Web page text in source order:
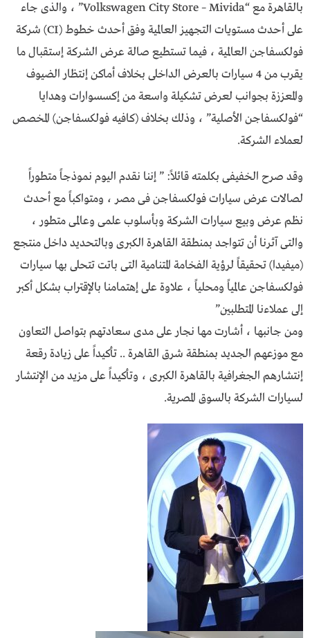
بالقاهرة مع “Volkswagen City Store – Mivida” ، والذى جاء
على أحدث مستويات التجهيز العالمية وفق أحدث خطوط (CI) شركة
فولكسفاجن العالمية ، فيما تستطيع صالة عرض الشركة إستقبال ما
يقرب من 4 سيارات بالعرض الداخلى بخلاف أماكن إنتظار الضيوف
والمعززة بجوانب لعرض تشكيلة واسعة من إكسسوارات وهدايا
“فولكسفاجن الأصلية” ، وذلك بخلاف (كافيه فولكسفاجن) المخصص
لعملاء الشركة.
وقد صرح الخفيفى بكلمته قائلاً: ” إننا نقدم اليوم نموذجاً متطوراً
لصالات عرض سيارات فولكسفاجن فى مصر ، ومتواكباً مع أحدث
نظم عرض وبيع سيارات الشركة وبأسلوب علمى وعالمى متطور ،
والتى آثرنا أن تتواجد بمنطقة القاهرة الكبرى وبالتحديد داخل منتجع
(ميفيدا) تحقيقاً لرؤية الفخامة المتنامية التى باتت تتحلى بها سيارات
فولكسفاجن عالمياً ومحلياً ، علاوة على إهتمامنا بالإقتراب بشكل أكبر
إلى عملاءنا المتطلبين”
ومن جانبها ، أشارت مها نجار على مدى سعادتهم بتواصل التعاون
مع موزعهم الجديد بمنطقة شرق القاهرة .. تأكيداً على زيادة رقعة
إنتشارهم الجغرافية بالقاهرة الكبرى ، وتأكيداً على مزيد من الإنتشار
لسيارات الشركة بالسوق المصرية.